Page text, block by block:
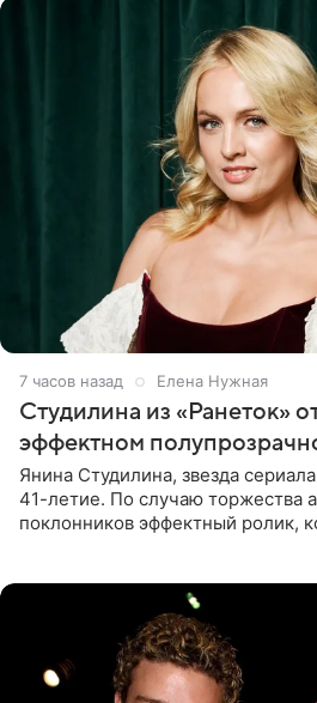
7 часов назад Елена Нужная
Студилина из «Ранеток»
эффектном
Янина Студилина, звезда
41-летие. По случаю торжества
поклонников эффектный ролик,